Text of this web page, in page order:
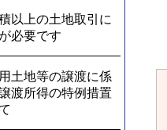
以上の土地取引に
必要です
土地等の譲渡に係
渡所得の特例措置